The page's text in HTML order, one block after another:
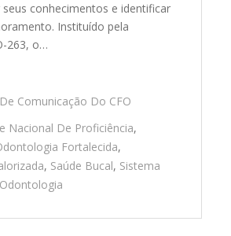
conhecimentos e identificar
Instituído pela
263, o…
Comunicação Do CFO
Nacional De Proficiência,
Fortalecida,
, Saúde Bucal, Sistema